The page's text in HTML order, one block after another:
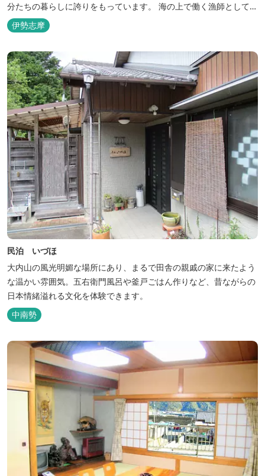
分たちの暮らしに誇りをもっています。 海の上で働く漁師として、
自然とのかかわりを次世代につなぐ役割を果たすためにゲストハウ
スを始めました。 当ゲストハウスは一棟貸しです。 二階建ての一
軒家とウッドデッキ、 屋外リビングでゆったり過ごしていただけま
す。
伊勢志摩
民泊 いづほ
大内山の風光明媚な場所にあり、まるで田舎の親戚の家に来たよう
な温かい雰囲気。五右衛門風呂や釜戸ごはん作りなど、昔ながらの
日本情緒溢れる文化を体験できます。
中南勢